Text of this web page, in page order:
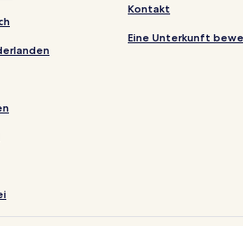
Market at the Silos
Arena
Mall
Worth Museum of Science and
Kontakt
Eine Unterkunft